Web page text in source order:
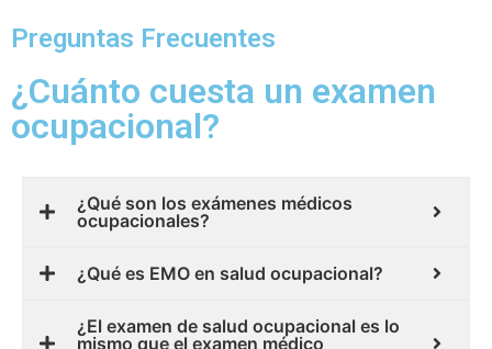
Preguntas Frecuentes
¿Cuánto cuesta un examen
ocupacional?
¿Qué son los exámenes médicos
ocupacionales?
¿Qué es EMO en salud ocupacional?
¿El examen de salud ocupacional es lo
mismo que el examen médico